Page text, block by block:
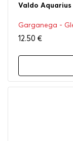
Valdo
Garganega -
12.50 €